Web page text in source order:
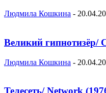
Людмила Кошкина -
Великий гипнотизёр/
Людмила Кошкина -